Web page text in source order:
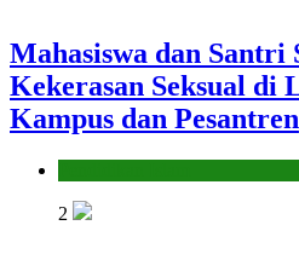
Mahasiswa dan Santri
Kekerasan Seksual di
Kampus dan Pesantren
2